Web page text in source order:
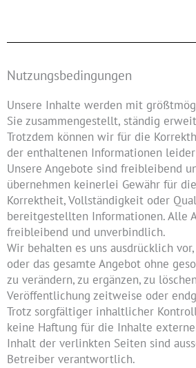
Nutzungsbedingungen
Unsere Inhalte werden mit
Sie zusammengestellt, ständig
Trotzdem können wir für die
der enthaltenen Informationen
Unsere Angebote sind freibleibend
übernehmen keinerlei Gewähr für
Korrektheit, Vollständigkeit oder
bereitgestellten Informationen. Alle
freibleibend und unverbindlich.
Wir behalten es uns ausdrücklich
oder das gesamte Angebot ohne
zu verändern, zu ergänzen, zu
Veröffentlichung zeitweise oder
Trotz sorgfältiger inhaltlicher
keine Haftung für die Inhalte
Inhalt der verlinkten Seiten sind
Betreiber verantwortlich.